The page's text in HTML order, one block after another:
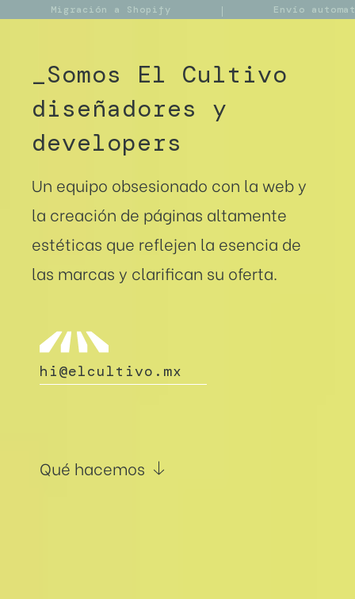
Migración a Shopify Envío
_Somos El Cultivo
diseñadores y
developers
Un equipo obsesionado con la web y
la creación de páginas altamente
estéticas que reflejen la esencia de
las marcas y clarifican su oferta.
hi@elcultivo.mx
Qué hacemos